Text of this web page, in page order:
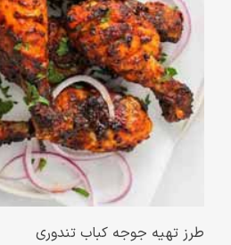
طرز تهیه جوجه کباب تندوری